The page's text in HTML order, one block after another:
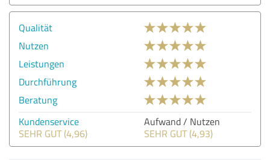
Qualität
Nutzen
Leistungen
Durchführung
Beratung
Kundenservice
SEHR GUT (4,96)
Aufwand / Nutzen
SEHR GUT (4,93)